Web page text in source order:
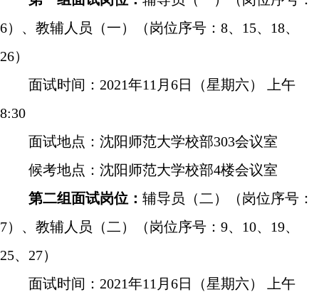
6）、教辅人员（一）（岗位序号： 8、 15、 18、
26）
面试时间： 2021年11 月 6日（星期六） 上午
8:30
面试地点：沈阳师范大学校部303会议室
候考地点：沈阳师范大学校部4楼会议室
第二组面试岗位： 辅导员（二）（岗位序号：
7）、教辅人员（二）（岗位序号： 9、 10、 19、
25、 27）
面试时间： 2021年11 月 6日（星期六） 上午